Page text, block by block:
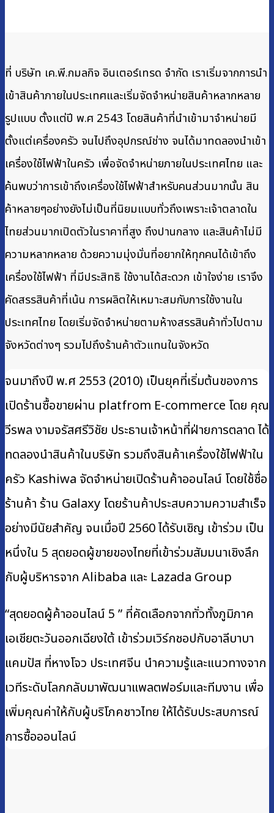
ที่ บริษัท เค.พี.กมลกิจ อินเตอร์เทรด จำกัด เราเริ่มจากการนำ
เข้าสินค้าภายในประเทศและเริ่มจัดจำหน่ายสินค้าหลากหลาย
รูปแบบ ตั้งแต่ปี พ.ศ 2543 โดยสินค้าที่นำเข้ามาจำหน่ายมี
ตั้งแต่เครื่องครัว จนไปถึงอุปกรณ์ช่าง จนได้มาทดลองนำเข้า
เครื่องใช้ไฟฟ้าในครัว เพื่อจัดจำหน่ายภายในประเทศไทย และ
ค้นพบว่าการเข้าถึงเครื่องใช้ไฟฟ้าสำหรับคนส่วนมากนั้น สิน
ค้าหลายๆอย่างยังไม่เป็นที่นิยมแบบทั่วถึงเพราะเจ้าตลาดใน
ไทยส่วนมากเปิดตัวในราคาที่สูง ถึงปานกลาง และสินค้าไม่มี
ความหลากหลาย ด้วยความมุ่งมั่นที่อยากให้ทุกคนได้เข้าถึง
เครื่องใช้ไฟฟ้า ที่มีประสิทธิ ใช้งานได้สะดวก เข้าใจง่าย เราจึง
คัดสรรสินค้าที่เน้น การผลิตให้เหมาะสมกับการใช้งานใน
ประเทศไทย โดยเริ่มจัดจำหน่ายตามห้างสรรสินค้าทั่วไปตาม
จังหวัดต่างๆ รวมไปถึงร้านค้าตัวแทนในจังหวัด
จนมาถึงปี พ.ศ 2553 (2010) เป็นยุคที่เริ่มต้นของการ
เปิดร้านซื้อขายผ่าน platfrom E-commerce โดย คุณ
วีรพล งามจรัสศรีวิชัย ประธานเจ้าหน้าที่ฝ่ายการตลาด ได้
ทดลองนำสินค้าในบริษัท รวมถึงสินค้าเครื่องใช้ไฟฟ้าใน
ครัว Kashiwa จัดจำหน่ายเปิดร้านค้าออนไลน์ โดยใช้ชื่อ
ร้านค้า ร้าน Galaxy โดยร้านค้าประสบความความสำเร็จ
อย่างมีนัยสำคัญ จนเมื่อปี 2560 ได้รับเชิญ เข้าร่วม เป็น
หนึ่งใน 5 สุดยอดผู้ขายของไทยที่เข้าร่วมสัมมนาเชิงลึก
กับผู้บริหารจาก Alibaba และ Lazada Group
“สุดยอดผู้ค้าออนไลน์ 5 ” ที่คัดเลือกจากทั่วทั้งภูมิภาค
เอเชียตะวันออกเฉียงใต้ เข้าร่วมเวิร์กชอปกับอาลีบาบา
แคมปัส ที่หางโจว ประเทศจีน นำความรู้และแนวทางจาก
เวทีระดับโลกกลับมาพัฒนาแพลตฟอร์มและทีมงาน เพื่อ
เพิ่มคุณค่าให้กับผู้บริโภคชาวไทย ให้ได้รับประสบการณ์
การซื้อออนไลน์